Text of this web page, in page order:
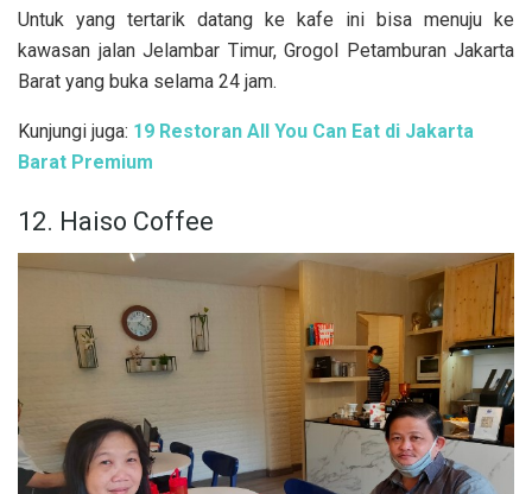
Untuk yang tertarik datang ke kafe ini bisa menuju ke
kawasan jalan Jelambar Timur, Grogol Petamburan Jakarta
Barat yang buka selama 24 jam.
Kunjungi juga: 19 Restoran All You Can Eat di Jakarta
Barat Premium
12. Haiso Coffee